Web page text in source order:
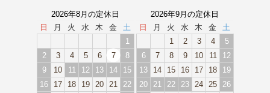
2026年8月の定休日
日
月 火 水 木 金
土
1
2
3 4 5 6 7
8
9
10 11 12 13 14
15
16
17 18 19 20 21
22
2026年9月の定休日
日
月 火 水 木 金
土
1
2 3 4
5
6
7 8 9 10 11
12
13
14 15 16 17 18
19
20
21 22 23 24 25
26